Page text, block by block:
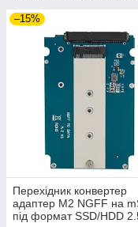
–15%
Перехідник конвертер
адаптер M2 NGFF на
під формат SSD/HDD